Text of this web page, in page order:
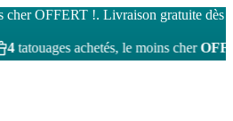
cher OFFERT !. Livraison gratuite dès
le moins cherOFFERT! •